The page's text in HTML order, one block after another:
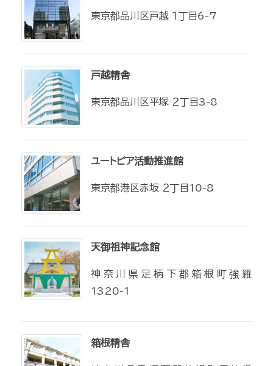
東京都品川区戸越 １丁目6-7
戸越精舎
東京都品川区平塚 ２丁目3-8
ユートピア活動推進館
東京都港区赤坂 ２丁目10-8
天御祖神記念館
神奈川県足柄下郡箱根町強羅
1320-1
箱根精舎